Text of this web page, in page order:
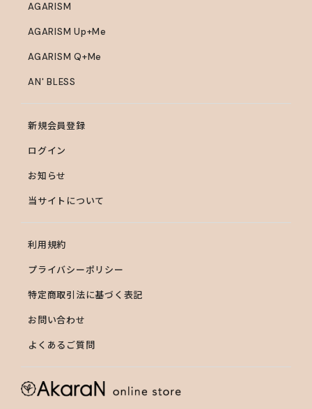
AGARISM
AGARISM Up+Me
AGARISM Q+Me
AN' BLESS
新規会員登録
ログイン
お知らせ
当サイトについて
利用規約
プライバシーポリシー
特定商取引法に基づく表記
お問い合わせ
よくあるご質問